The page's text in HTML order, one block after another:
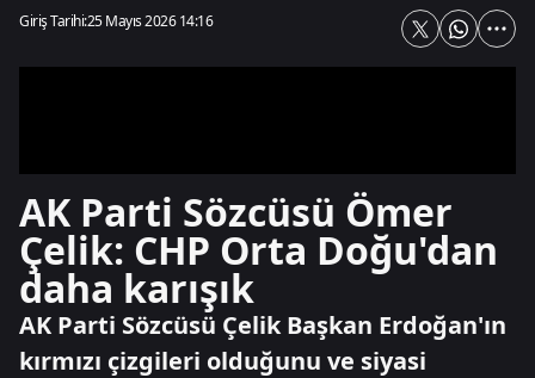
Giriş Tarihi:25 Mayıs 2026 14:16
AK Parti Sözcüsü Ömer
Çelik: CHP Orta Doğu'dan
daha karışık
AK Parti Sözcüsü Çelik Başkan Erdoğan'ın
kırmızı çizgileri olduğunu ve siyasi